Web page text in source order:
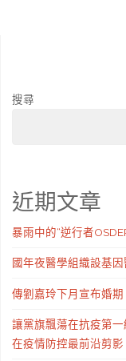
搜尋
近期文章
暴雨中的“逆行者
國年夜醫學組織設基
傳劉嘉玲下月宣布婚
讓黨旗飄蕩在抗疫第
在疫情防控最前沿剪影